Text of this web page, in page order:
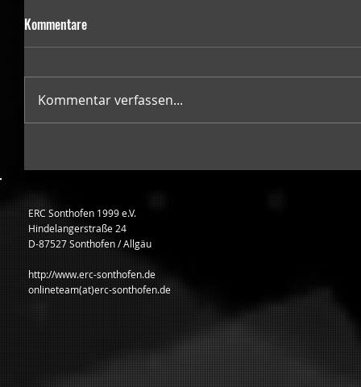
Kommentare
Kommentar verfassen...
ERC Sonthofen 1999 e.V.
Hindelangerstraße 24
D-87527 Sonthofen / Allgäu
http://www.erc-sonthofen.de
onlineteam(at)erc-sonthofen.de